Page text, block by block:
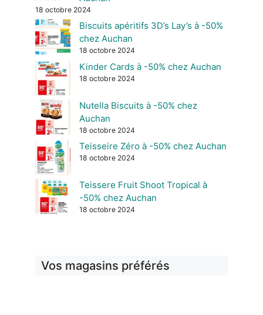
18 octobre 2024
Biscuits apéritifs 3D’s Lay’s à -50%
chez Auchan
18 octobre 2024
Kinder Cards à -50% chez Auchan
18 octobre 2024
Nutella Biscuits à -50% chez
Auchan
18 octobre 2024
Teisseire Zéro à -50% chez Auchan
18 octobre 2024
Teissere Fruit Shoot Tropical à
-50% chez Auchan
18 octobre 2024
Vos magasins préférés